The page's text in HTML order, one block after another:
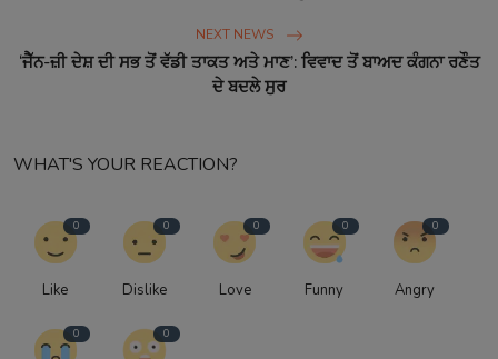
NEXT NEWS
‘ਜੈੱਨ-ਜ਼ੀ ਦੇਸ਼ ਦੀ ਸਭ ਤੋਂ ਵੱਡੀ ਤਾਕਤ ਅਤੇ ਮਾਣ’: ਵਿਵਾਦ ਤੋਂ ਬਾਅਦ ਕੰਗਨਾ ਰਣੌਤ
ਦੇ ਬਦਲੇ ਸੁਰ
WHAT'S YOUR REACTION?
0
Like
0
Dislike
0
Love
0
Funny
0
Angry
0 0